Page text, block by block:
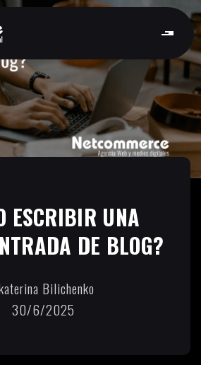
ESCRIBIR UNA
DE BLOG?
Bilichenko
30/6/2025